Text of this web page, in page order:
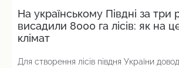
На українському Півдні за три
висадили 8000 га лісів: як на
клімат
Для створення лісів півдня України